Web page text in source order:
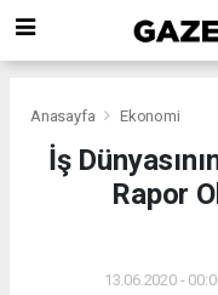
Anasayfa Ekonomi
İş
Rapor
13.06.2020 -